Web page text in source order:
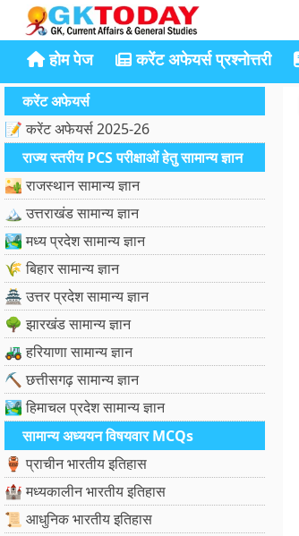
होम पेज करेंट अफेयर्स प्रश्नोत्तरी
करेंट अफेयर्स
📝 करेंट अफेयर्स 2025-26
राज्य स्तरीय PCS परीक्षाओं हेतु सामान्य ज्ञान
🏜️ राजस्थान सामान्य ज्ञान
🏔️ उत्तराखंड सामान्य ज्ञान
🏞️ मध्य प्रदेश सामान्य ज्ञान
🌾 बिहार सामान्य ज्ञान
🏯 उत्तर प्रदेश सामान्य ज्ञान
🌳 झारखंड सामान्य ज्ञान
🚜 हरियाणा सामान्य ज्ञान
⛏️ छत्तीसगढ़ सामान्य ज्ञान
🏞️ हिमाचल प्रदेश सामान्य ज्ञान
सामान्य अध्ययन विषयवार MCQs
🏺 प्राचीन भारतीय इतिहास
🏰 मध्यकालीन भारतीय इतिहास
📜 आधुनिक भारतीय इतिहास